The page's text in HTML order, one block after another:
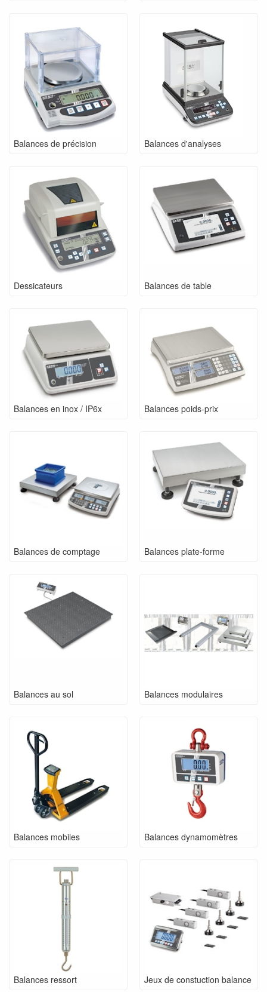
Balances de précision Balances d'analyses
Dessicateurs Balances de table
Balances en inox / IP6x Balances poids-prix
Balances de comptage Balances plate-forme
Balances au sol Balances modulaires
Balances mobiles Balances dynamomètres
Balances ressort Jeux de constuction balance